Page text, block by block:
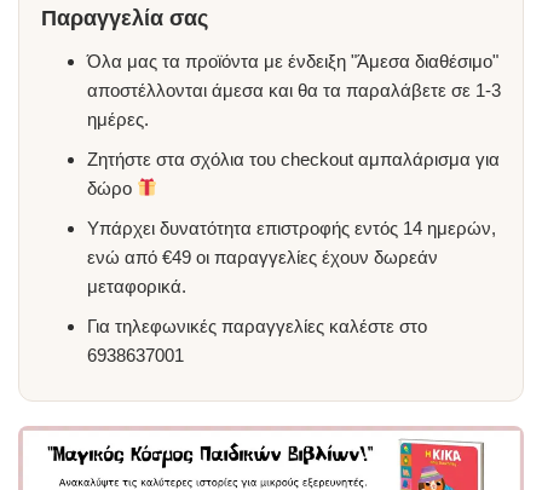
Παραγγελία σας
Όλα μας τα προϊόντα με ένδειξη "Άμεσα διαθέσιμο"
αποστέλλονται άμεσα και θα τα παραλάβετε σε 1-3
ημέρες.
Ζητήστε στα σχόλια του checkout αμπαλάρισμα για
δώρο
Υπάρχει δυνατότητα επιστροφής εντός 14 ημερών,
ενώ από €49 οι παραγγελίες έχουν δωρεάν
μεταφορικά.
Για τηλεφωνικές παραγγελίες καλέστε στο
6938637001